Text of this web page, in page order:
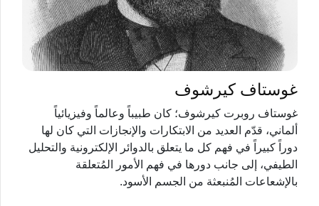
غوستاف كيرشوف
غوستاف روبرت كيرشوف؛ كان طبيباً وعالماً وفيزيائياً
ألماني، قدّم العديد من الابتكارات والإنجازات التي كان لها
دوراً كبيراً في فهم كل ما يتعلق بالدوائر الإلكترونية والتحليل
الطيفي، إلى جانب دورها في فهم الأمور المُتعلقة
بالإشعاعات المُنبعثة من الجسم الأسود.